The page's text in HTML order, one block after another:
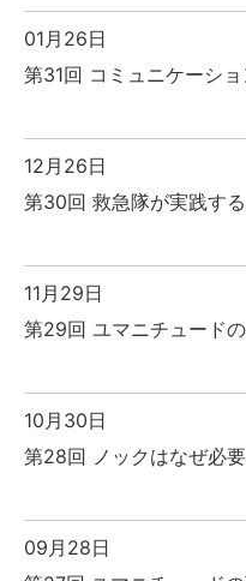
01月26日
第31回 コミュニケーシ
12月26日
第30回 救急隊が実践す
11月29日
第29回 ユマニチュード
10月30日
第28回 ノックはなぜ必
09月28日